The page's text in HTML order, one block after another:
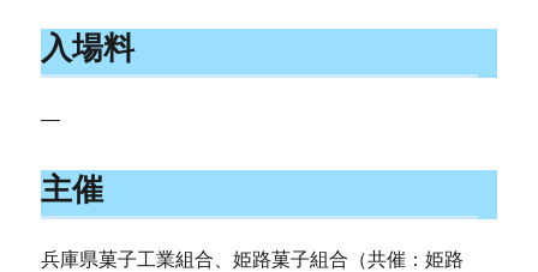
入場料
—
主催
兵庫県菓子工業組合、姫路菓子組合（共催：姫路